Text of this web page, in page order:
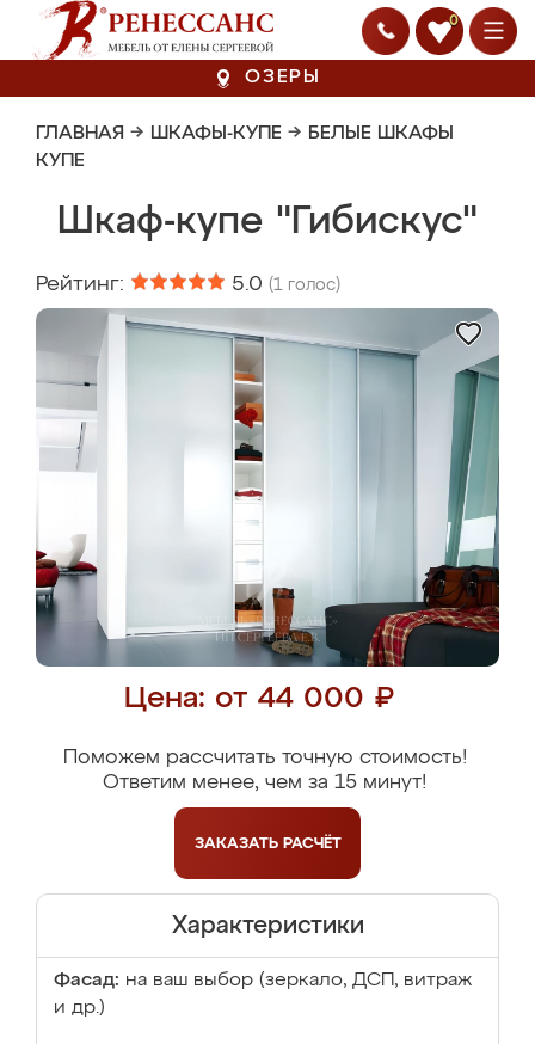
0
ОЗЕРЫ
ГЛАВНАЯ → ШКАФЫ-КУПЕ → БЕЛЫЕ ШКАФЫ
КУПЕ
Шкаф-купе "Гибискус"
Рейтинг: 5.0 (1 голос)
Цена: от 44 000 ₽
Поможем рассчитать точную стоимость!
Ответим менее, чем за 15 минут!
ЗАКАЗАТЬ РАСЧЁТ
Характеристики
Фасад: на ваш выбор (зеркало, ДСП, витраж
и др.)